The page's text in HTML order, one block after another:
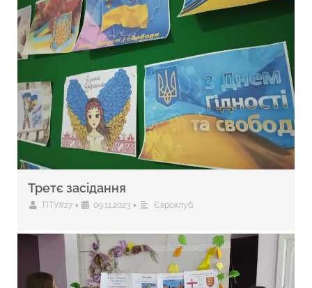
Третє засідання
ПТУ#27 • 09.11.2023 • Євроклуб